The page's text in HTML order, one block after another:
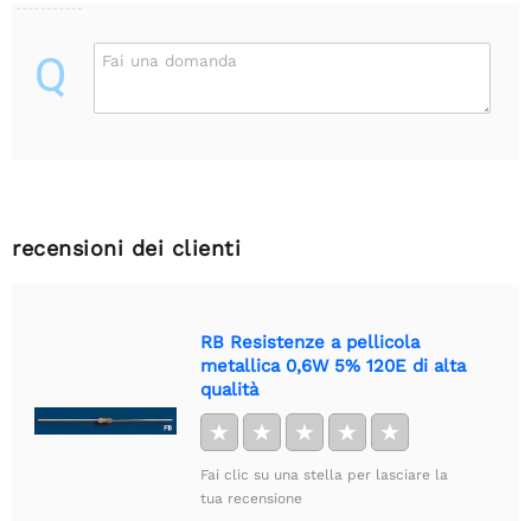
Q Fai una domanda
recensioni dei clienti
RB Resistenze a pellicola
metallica 0,6W 5% 120E di alta
qualità
★ ★ ★ ★ ★
Fai clic su una stella per lasciare la
tua recensione